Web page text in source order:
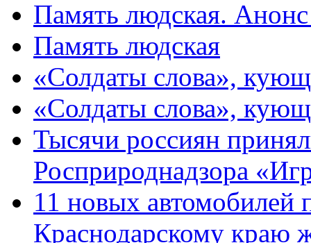
Память людская.
Память людская
«Солдаты слова»,
«Солдаты слова»,
Тысячи россиян
Росприроднадзора
11 новых автомобилей
Краснодарскому краю